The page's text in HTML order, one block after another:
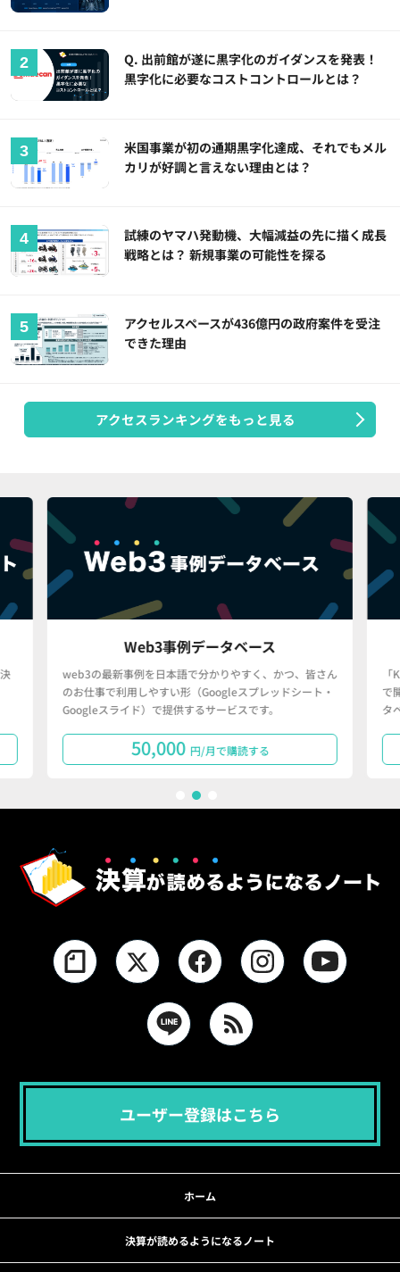
Q. 出前館が遂に黒字化のガイダンスを発表！
黒字化に必要なコストコントロールとは？
米国事業が初の通期黒字化達成、それでもメル
カリが好調と言えない理由とは？
試練のヤマハ発動機、大幅減益の先に描く成長
戦略とは？ 新規事業の可能性を探る
アクセルスペースが436億円の政府案件を受注
できた理由
アクセスランキングをもっと見る
Web3事例データベース
web3の最新事例を日本語で分かりやすく、かつ、皆さん
のお仕事で利用しやすい形（Googleスプレッドシート・
Googleスライド）で提供するサービスです。
50,000 円/月で購読する
で
タ
ユーザー登録はこちら
ホーム
決算が読めるようになるノート